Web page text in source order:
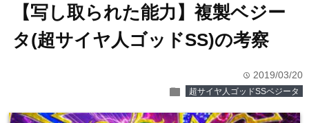
【写し取られた能力】複製ベジー
タ(超サイヤ人ゴッドSS)の考察
time 2019/03/20
folder 超サイヤ人ゴッドSSベジータ